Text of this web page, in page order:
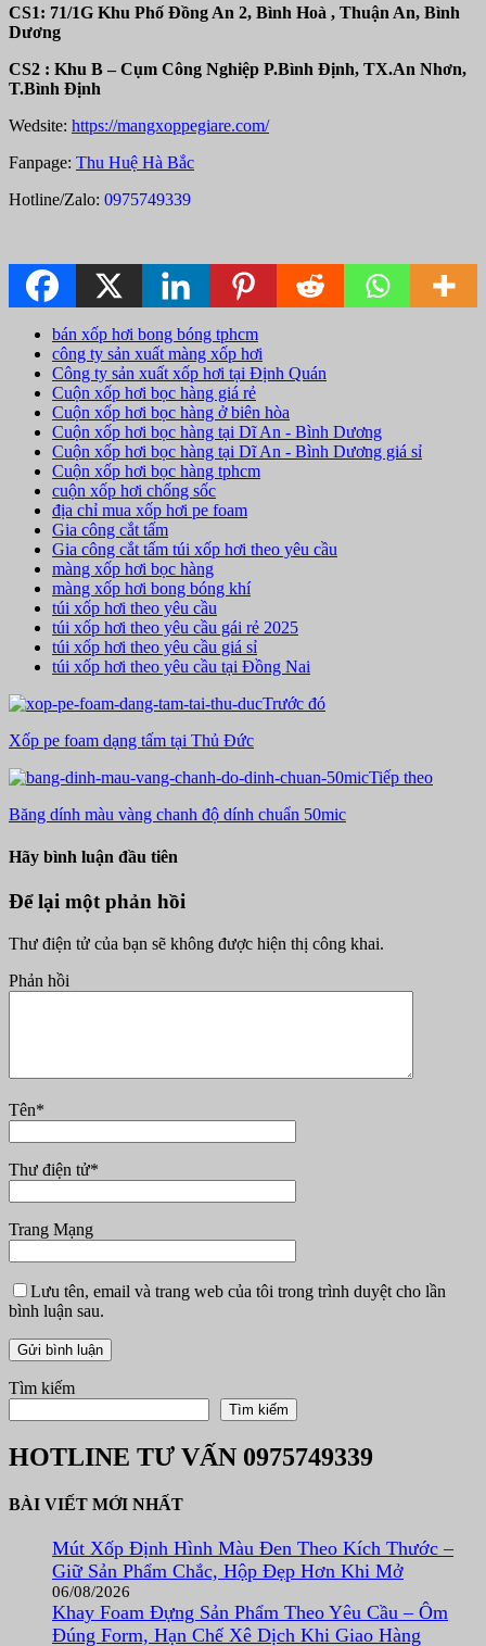
CS1: 71/1G Khu Phố Đồng An 2, Bình Hoà , Thuận An, Bình
Dương
CS2 : Khu B – Cụm Công Nghiệp P.Bình Định, TX.An Nhơn,
T.Bình Định
Wedsite: https://mangxoppegiare.com/
Fanpage: Thu Huệ Hà Bắc
Hotline/Zalo: 0975749339
bán xốp hơi bong bóng tphcm
công ty sản xuất màng xốp hơi
Công ty sản xuất xốp hơi tại Định Quán
Cuộn xốp hơi bọc hàng giá rẻ
Cuộn xốp hơi bọc hàng ở biên hòa
Cuộn xốp hơi bọc hàng tại Dĩ An - Bình Dương
Cuộn xốp hơi bọc hàng tại Dĩ An - Bình Dương giá sỉ
Cuộn xốp hơi bọc hàng tphcm
cuộn xốp hơi chống sốc
địa chỉ mua xốp hơi pe foam
Gia công cắt tấm
Gia công cắt tấm túi xốp hơi theo yêu cầu
màng xốp hơi bọc hàng
màng xốp hơi bong bóng khí
túi xốp hơi theo yêu cầu
túi xốp hơi theo yêu cầu gái rẻ 2025
túi xốp hơi theo yêu cầu giá sỉ
túi xốp hơi theo yêu cầu tại Đồng Nai
Trước đó
Xốp pe foam dạng tấm tại Thủ Đức
Tiếp theo
Băng dính màu vàng chanh độ dính chuẩn 50mic
Hãy bình luận đầu tiên
Để lại một phản hồi
Thư điện tử của bạn sẽ không được hiện thị công khai.
Phản hồi
Tên*
Thư điện tử*
Trang Mạng
Lưu tên, email và trang web của tôi trong trình duyệt cho lần
bình luận sau.
Tìm kiếm
Tìm kiếm
HOTLINE TƯ VẤN 0975749339
BÀI VIẾT MỚI NHẤT
Mút Xốp Định Hình Màu Đen Theo Kích Thước –
Giữ Sản Phẩm Chắc, Hộp Đẹp Hơn Khi Mở
06/08/2026
Khay Foam Đựng Sản Phẩm Theo Yêu Cầu – Ôm
Đúng Form, Hạn Chế Xê Dịch Khi Giao Hàng